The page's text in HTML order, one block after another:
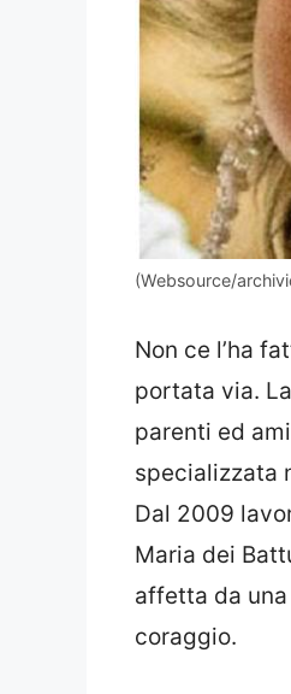
(Websource/
Non ce l’ha
portata via.
parenti ed
specializzata
Dal 2009
Maria dei
affetta da
coraggio.